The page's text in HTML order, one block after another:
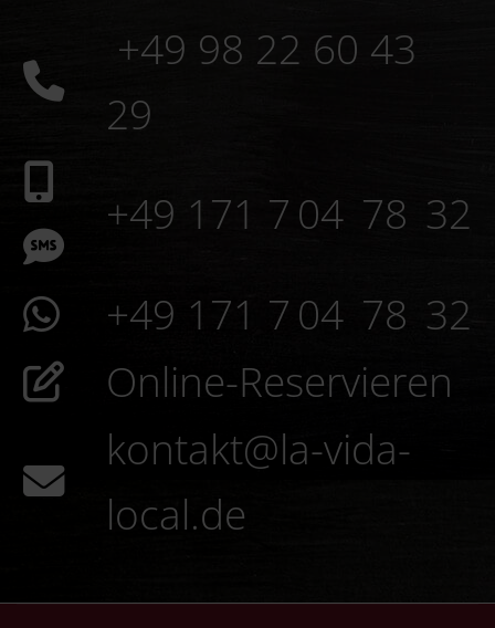
+49 98 22 60 43
29
+49 171 7 04 78 32
+49 171 7 04 78 32
Online-Reservieren
kontakt@la-vida-
local.de